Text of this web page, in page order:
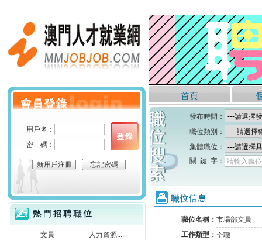
首頁
發布時間：
職位類別：
集體職位：
關 鍵 字：
請輸入職
職位信息
職位名稱： 市場部文員
工作類型： 全職
個人會員登錄
用戶名：
密 碼：
新用戶注冊 忘記密碼
熱門招聘職位
文員
人力資源....